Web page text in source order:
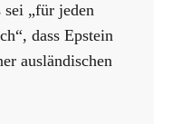
sei „für jeden
dass Epstein
ausländischen